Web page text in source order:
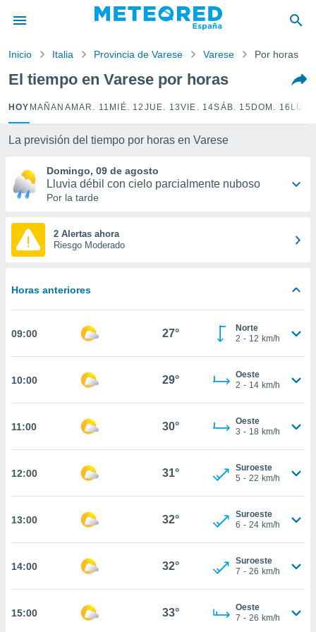
por
para
que se
calidad.
a este
y
digital
basada
seguir
a la
todas
nuestros
análisis
así como
en
CONFIGURACIÓN
Inicio Italia Provincia de Varese Varese Por horas
El tiempo en Varese por horas
HOY MAÑANA MAR. 11 MIÉ. 12 JUE. 13VIE. 14SÁB. 15 DOM. 16
La previsión del tiempo por horas en Varese
Domingo, 09 de agosto
Lluvia débil con cielo parcialmente nuboso
Por la tarde
2 Alertas ahora
Riesgo Moderado
Horas anteriores
09:00 27°
Norte
2 - 12 km/h
10:00 29°
Oeste
2 - 14 km/h
11:00 30°
Oeste
3 - 18 km/h
12:00 31°
Suroeste
5 - 22 km/h
13:00 32°
Suroeste
6 - 24 km/h
14:00 32°
Suroeste
7 - 26 km/h
15:00 33°
Oeste
7 - 26 km/h